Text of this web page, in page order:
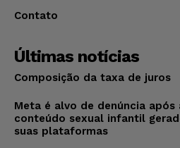
Contato
Últimas notícias
Composição da taxa de juros
Meta é alvo de denúncia após
conteúdo sexual infantil
suas plataformas